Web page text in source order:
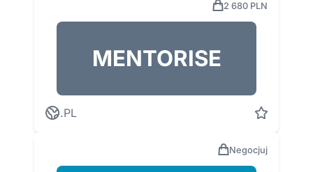
2 680 PLN
MENTORISE
.PL
Negocjuj